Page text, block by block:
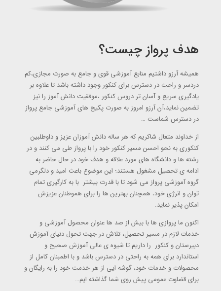
هدف پرواز چیست؟
همیشه آرزو داشتیم منابع آموزشی قوی و جامع به صورت مجازی،کم
دردسر و راحت در دسترس برای کنکور وجود داشته باشد تا علاوه بر
یادگیری سریع و آسان تر دروس کنکور ،موفقیت دانش آموز را نیز
تضمین نماید،آن آرزو امروز به صورت پکیج های آموزشی جامع پرواز
در دسترس شماست …
از خداوند متعال شاکریم که هر ساله دانش آموزان عزیز و داوطلبین
کنکوری به نحو احسن مسیر کنکور خود را با پرواز طی می کنند و در
رشته ها و دانشگاه های مورد علاقه و هدف خود در حال حاضر به
ادامه ی تحصیل مشغول هستند؛ این موضوع باعث امید و دلگرمی
گروه آموزشی پرواز می شود تا با قدرت بیشتر با به کارگیری تمام
توان و انرژی خود، همچنان بهترین ها را برای هموطنان عزیزش
امکان پذیر نماید.
اکنون ما پروازی ها با بیش از صد ها عنوان محصول آموزشی و
خدمات لازم در مسیر تحصیل، تلاش در جهت تحول دنیای آموزش
دبیرستان و کنکور را داریم تا شیوه ی عالی آموزش صحیح و
استاندارد برای همه به راحتی در دسترس باشد و با اطمبنان کامل از
محصولات و خدمات خود، گوشه ایی از هر خدمت خود را به رایگان و
برای قضاوت عمومی پیش روی شما گذاشته ایم…